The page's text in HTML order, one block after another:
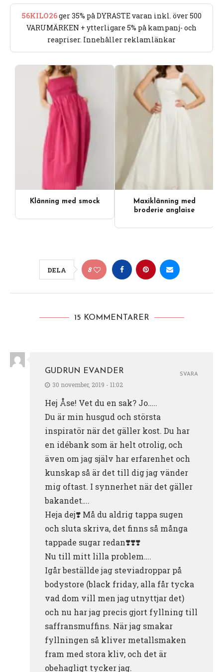
56KILO26ger 35% på DYRASTE varan inkl. över 500
VARUMÄRKEN + ytterligare 5% på kampanj- och
reapriser. Innehåller reklamlänkar
Klänning med smock
Maxiklänning med
broderie anglaise
DELA 8
15 KOMMENTARER
GUDRUN EVANDER
30 november, 2019 - 11:02
Hej Åse! Vet du en sak? Jo…..
Du är min husgud och största
inspiratör när det gäller kost. Du har
en idébank som är helt otrolig, och
även om jag själv har erfarenhet och
kunskap så är det till dig jag vänder
mig oftast. I synnerhet när det gäller
bakandet….
Heja dej❣️ Må du aldrig tappa sugen
och sluta skriva, det finns så många
tappade sugar redan❣️❣️❣️
Nu till mitt lilla problem….
Igår beställde jag steviadroppar på
bodystore (black friday, alla får tycka
vad dom vill men jag utnyttjar det)
och nu har jag precis gjort fyllning till
saffransmuffins. När jag smakar
fyllningen så kliver metallsmaken
fram med stora kliv, och det är
obehagligt tycker jag.
SVARA